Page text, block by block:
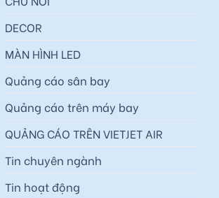
DECOR
MÀN HÌNH LED
Quảng cáo sân bay
Quảng cáo trên máy bay
QUẢNG CÁO TRÊN VIETJET AIR
Tin chuyên ngành
Tin hoạt động